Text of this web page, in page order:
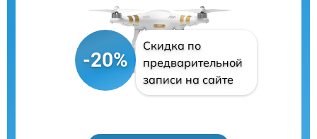
-20%
Скидка по
предварительной
записи на сайте